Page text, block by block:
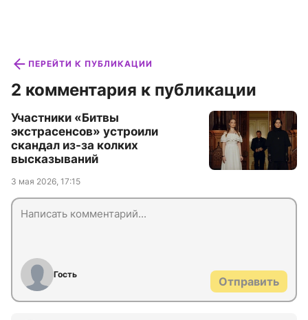
ПЕРЕЙТИ К ПУБЛИКАЦИИ
2 комментария к публикации
Участники «Битвы
экстрасенсов» устроили
скандал из-за колких
высказываний
3 мая 2026, 17:15
Гость
Отправить